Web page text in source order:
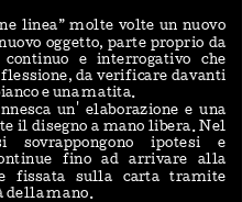
linea” molte volte un nuovo
oggetto, parte proprio da
continuo e interrogativo che
da verificare davanti
e una matita.
un' elaborazione e una
il disegno a mano libera. Nel
sovrappongono ipotesi e
fino ad arrivare alla
fissata sulla carta tramite
della mano.